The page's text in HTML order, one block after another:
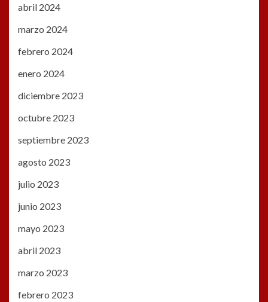
abril 2024
marzo 2024
febrero 2024
enero 2024
diciembre 2023
octubre 2023
septiembre 2023
agosto 2023
julio 2023
junio 2023
mayo 2023
abril 2023
marzo 2023
febrero 2023